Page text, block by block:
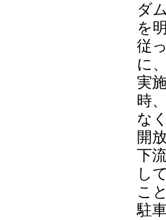
ダ
を
従
に
実
時
な
開
下
し
こ
駐